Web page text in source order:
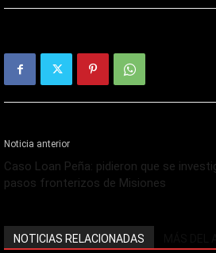
Noticia anterior
Caso Loan Peña: pidieron que se
pasos fronterizos de Misiones
NOTICIAS RELACIONADAS